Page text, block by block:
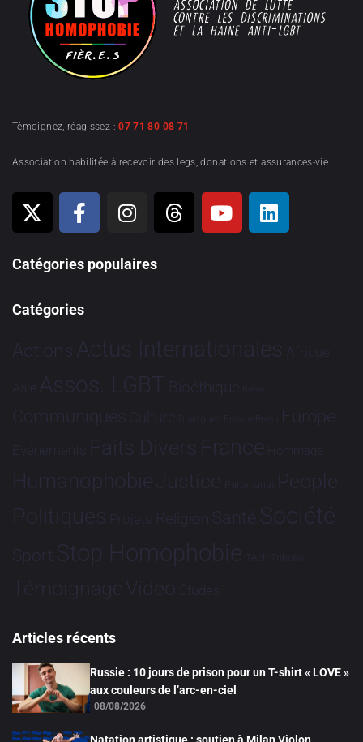
Témoignez, réagissez :07 71 80 08 71
Association habilitée à recevoir des legs, donations et assurances-vie
Catégories populaires
Catégories
Actions Actus Internationales Afrique
Asie Assos. LGBT Bioéthique Brève
Communiqués Culture Dialogues France-Brésil Europe
Evénements Faits Divers France Hommage
HumanophobieJustice Partenariat People
Politiques Projets Religion Santé Société
Sport Stop Homophobie Tech Tribune
TémoignageVidéo Études
Articles récents
Russie : 10 jours de prison pour un T-shirt « LOVE »
aux couleurs de l’arc-en-ciel
08/08/2026